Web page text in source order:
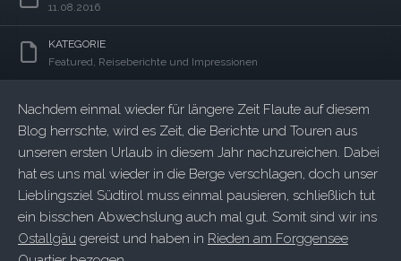
11.08.2016
KATEGORIE
Featured, Reiseberichte und Impressionen
Nachdem einmal wieder für längere Zeit Flaute auf diesem
Blog herrschte, wird es Zeit, die Berichte und Touren aus
unseren ersten Urlaub in diesem Jahr nachzureichen. Dabei
hat es uns mal wieder in die Berge verschlagen, doch unser
Lieblingsziel Südtirol muss einmal pausieren, schließlich tut
ein bisschen Abwechslung auch mal gut. Somit sind wir ins
Ostallgäu gereist und haben in Rieden am Forggensee